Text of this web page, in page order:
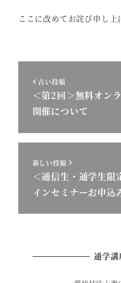
ここに改めてお詫び申し上
古い投稿
＜第2回＞無料オン
開催について
新しい投稿
＜通信生・通学生限
インセミナーお申
通学講